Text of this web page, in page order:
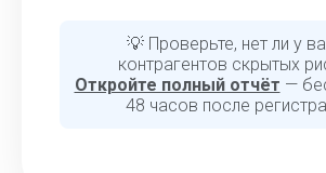
💡 Проверьте, нет ли у
контрагентов скрытых
Откройте полный отчёт —
48 часов после